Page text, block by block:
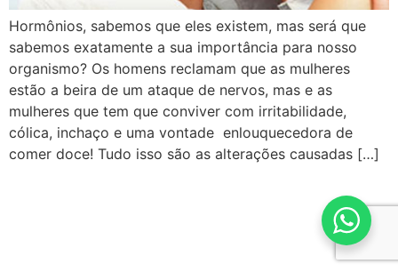
Hormônios, sabemos que eles existem, mas será que
sabemos exatamente a sua importância para nosso
organismo? Os homens reclamam que as mulheres
estão a beira de um ataque de nervos, mas e as
mulheres que tem que conviver com irritabilidade,
cólica, inchaço e uma vontade enlouquecedora de
comer doce! Tudo isso são as alterações causadas […]